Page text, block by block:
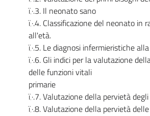
ï‚·.3. Il neonato sano
ï‚·.4. Classificazione del neonato in
all'età.
ï‚·.5. Le diagnosi infermieristiche
ï‚·.6. Gli indici per la valutazione
delle funzioni vitali
primarie
ï‚·.7. Valutazione della pervietà
ï‚·.8. Valutazione della pervietà